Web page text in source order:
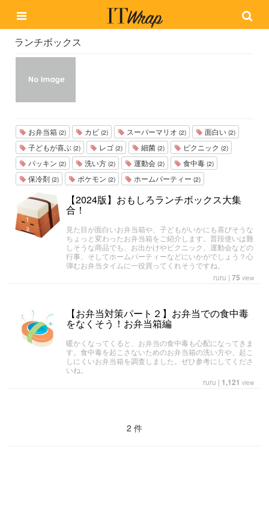
ランチボックス
お弁当箱 (2) カビ (2) スーパーマリオ (2) 面白い (2)
子どもが喜ぶ (2) レゴ (2) 細菌 (2) ピクニック (2)
パッキン (2) 洗い方 (2) 運動会 (2) 食中毒 (2)
保冷剤 (2) ポケモン (2) ホームパーティー (2)
【2024版】おもしろランチボックス大集
合！
見た目が面白いお弁当箱や、子どもがいかにも喜びそうな
ちょっと変わったお弁当箱をご紹介します。普段使いは難
しそうな商品でも、お出かけやピクニック、運動会などの
行事、そしてホームパーティーなどにいかがでしょう？心
弾むお弁当タイムに一役買ってくれそうですね。
ruru | 75 view
【お弁当対策パート２】お弁当での食中毒
をなくそう！お弁当箱編
暖かくなってくると、お弁当の食中毒も心配になってきま
す。食中毒を起こさないためのお弁当箱の洗い方や、起こ
しにくいお弁当箱を調査しました。ぜひ参考にしてくださ
いね。
ruru | 1,121 view
2 件